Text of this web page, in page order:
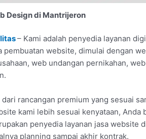
Design di Mantrijeron
– Kami adalah penyedia layanan
website, dimulai dengan
web undangan pernikahan,
rancangan premium yang sesuai
kami lebih sesuai kenyataan, Anda
penyedia layanan jasa website
planning sampai akhir kontrak.